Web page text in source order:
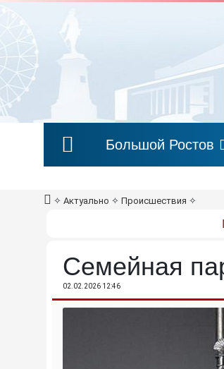
Большой Ростов
✧ Актуально ✧ Происшествия ✧
Семейная
02.02.2026 12:46